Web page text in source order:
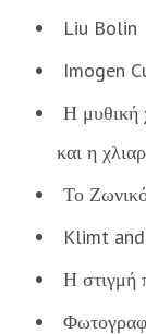
Liu Bolin
Imogen
Η μυθική
και η
Το
Klimt
Η στιγμή